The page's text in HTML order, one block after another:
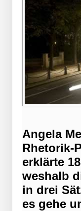
Angela
Rhetorik-
erklärte
weshalb
in drei
es gehe